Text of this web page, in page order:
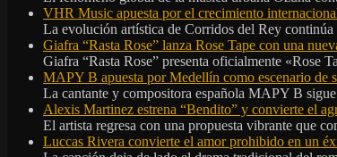
VHR Music apuesta por el crecimiento
La evolución artística de Corridos del Rey
Giafra “Rasta Rose” lanza Rose Tape con una
Giafra “Rasta Rose” presenta oficialmente «Rose
MAPY B apuesta por Medellín como escenario de
La cantante y compositora española MAPY B
Alexis Martinez estrena “Bendito” y convierte el
El artista regresa con una propuesta vibrante que
Luccas Rivera convierte el amor prohibido en un